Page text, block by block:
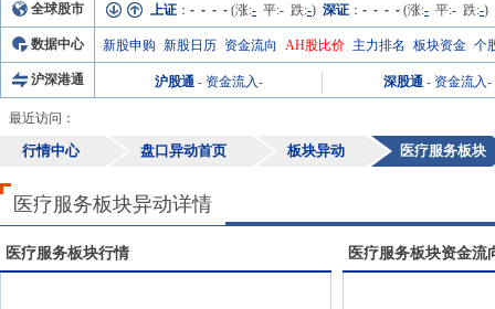
全球股市 上证 ： - - - - (涨:- 平:- 跌:-) 深证 ： - - - - (涨:- 平:- 跌:-)
数据中心 新股申购 新股日历 资金流向 AH股比价 主力排名 板块资金 个
沪深港通 沪股通 - 资金流入- 深股通 - 资金流入-
最近访问：
行情中心 盘口异动首页 板块异动 医疗服务板块
医疗服务板块异动详情
医疗服务板块行情 医疗服务板块资金流